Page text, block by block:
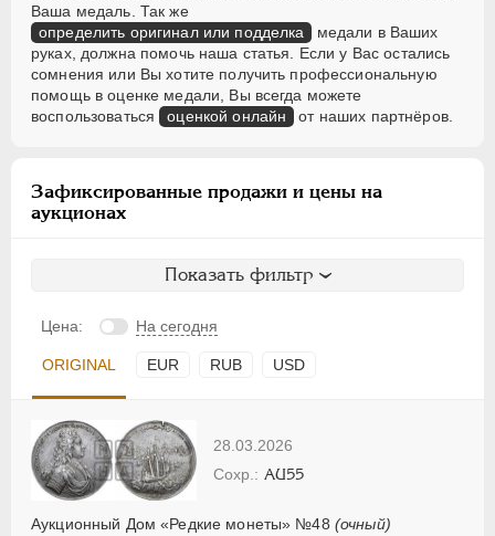
Ваша медаль. Так же
определить оригинал или подделка
медали в Ваших
руках, должна помочь наша статья. Если у Вас остались
сомнения или Вы хотите получить профессиональную
помощь в оценке медали, Вы всегда можете
воспользоваться оценкой онлайн от наших партнёров.
Зафиксированные продажи и цены на
аукционах
Показать фильтр
Цена: На сегодня
ORIGINAL EUR RUB USD
28.03.2026
Аукционный Дом «Редкие монеты» №48 (очный)
AU55